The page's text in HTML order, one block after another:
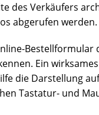
des Verkäufers
abgerufen werden.
Ein
die Darstellung
Tastatur- und